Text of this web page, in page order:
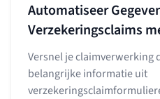
Automatiseer
Verzekeringsclaims
Versnel je claimverwerking
belangrijke informatie uit